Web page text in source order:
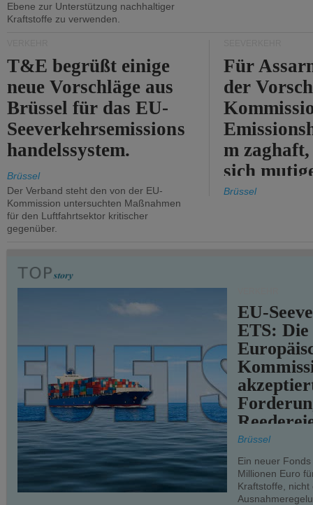
Ebene zur Unterstützung nachhaltiger
Kraftstoffe zu verwenden.
T&E begrüßt einige
neue Vorschläge aus
Brüssel für das EU-
Seeverkehrsemissions
handelssystem.
Brüssel
Der Verband steht den von der EU-
Kommission untersuchten Maßnahmen
für den Luftfahrtsektor kritischer
gegenüber.
Für
der
m
sich
Brüssel
EU-
ETS: Die
teilweise.
Brüssel
Ein neuer
Millionen Euro
Kraftstoffe, nicht